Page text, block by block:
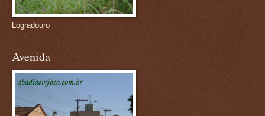
Logradouro
Avenida